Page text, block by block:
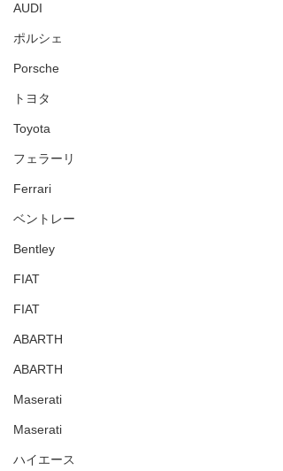
AUDI
ポルシェ
Porsche
トヨタ
Toyota
フェラーリ
Ferrari
ベントレー
Bentley
FIAT
FIAT
ABARTH
ABARTH
Maserati
Maserati
ハイエース